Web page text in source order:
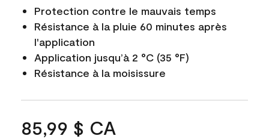
Protection contre le mauvais temps
Résistance à la pluie 60 minutes après
l'application
Application jusqu’à 2 °C (35 °F)
Résistance à la moisissure
85,99 $ CA